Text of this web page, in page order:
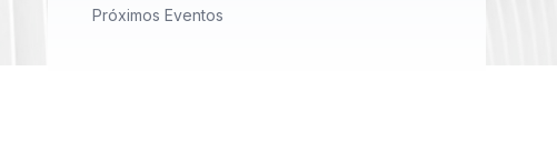
Próximos Eventos